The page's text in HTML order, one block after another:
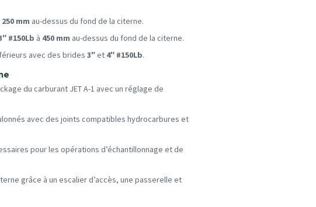
250 mm au-dessus du fond de la citerne.
#150Lb à 450 mm au-dessus du fond de la citerne.
avec des brides 3″et 4″ #150Lb.
du carburant JET A-1 avec un réglage de
avec des joints compatibles hydrocarbures et
pour les opérations d’échantillonnage et de
grâce à un escalier d’accès, une passerelle et